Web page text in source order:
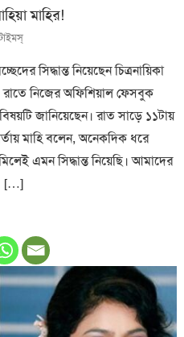
মাহির!
সিদ্ধান্ত নিয়েছেন চিত্রনায়িকা
রাতে নিজের অফিশিয়াল ফেসবুক
জানিয়েছেন। রাত সাড়ে ১১টায়
মাহি বলেন, অনেকদিক ধরে
এমন সিদ্ধান্ত নিয়েছি। আমাদের
[…]